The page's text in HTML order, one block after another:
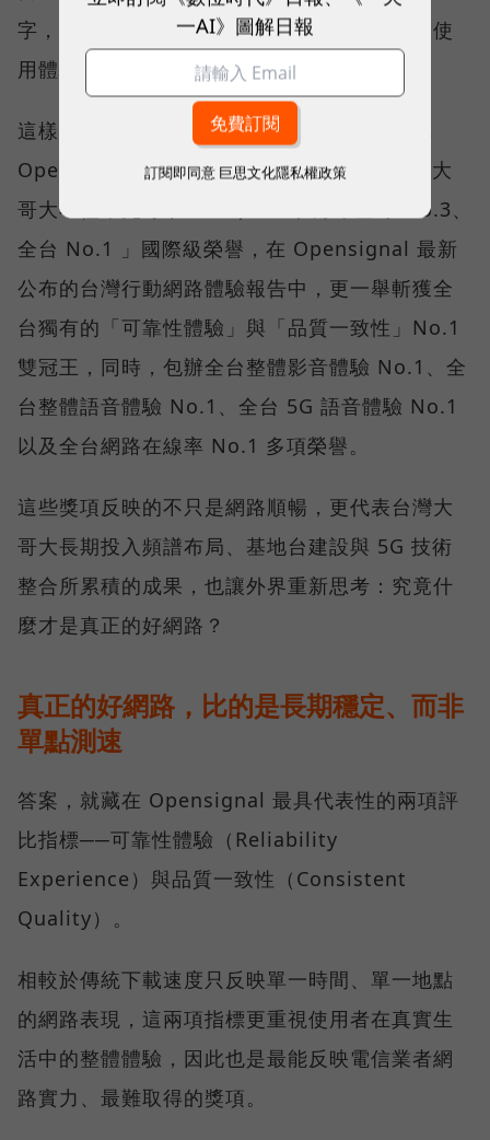
字，轉向任何時間、任何地點都能穩定連線的使
用體驗。
這樣的轉變，也反映在國際權威網路分析機構
Opensignal 公布的評比結果。今年初，台灣大
哥大不僅率先奪下「 4G／5G 在線率全球 No.3、
全台 No.1 」國際級榮譽，在 Opensignal 最新
公布的台灣行動網路體驗報告中，更一舉斬獲全
台獨有的「可靠性體驗」與「品質一致性」No.1
雙冠王，同時，包辦全台整體影音體驗 No.1、全
台整體語音體驗 No.1、全台 5G 語音體驗 No.1
以及全台網路在線率 No.1 多項榮譽。
這些獎項反映的不只是網路順暢，更代表台灣大
哥大長期投入頻譜布局、基地台建設與 5G 技術
整合所累積的成果，也讓外界重新思考：究竟什
麼才是真正的好網路？
真正的好網路，比的是長期穩定、而非
單點測速
答案，就藏在 Opensignal 最具代表性的兩項評
比指標──可靠性體驗（Reliability
Experience）與品質一致性（Consistent
Quality）。
相較於傳統下載速度只反映單一時間、單一地點
的網路表現，這兩項指標更重視使用者在真實生
活中的整體體驗，因此也是最能反映電信業者網
路實力、最難取得的獎項。
一AI》圖解日報
訂閱即同意 巨思文化隱私權政策